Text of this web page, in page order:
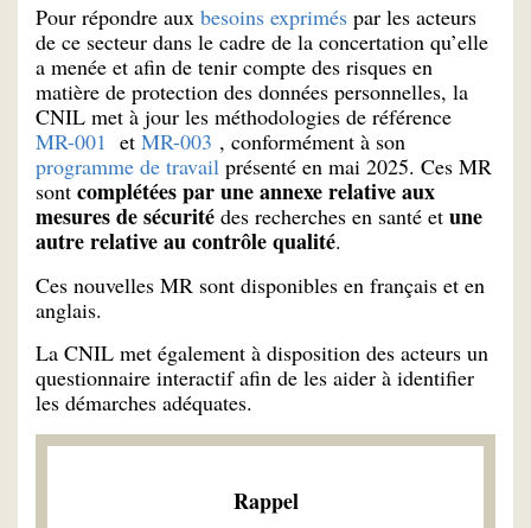
Pour répondre aux besoins exprimés par les acteurs
de ce secteur dans le cadre de la concertation qu’elle
a menée et afin de tenir compte des risques en
matière de protection des données personnelles, la
CNIL met à jour les méthodologies de référence
MR-001 et MR-003 , conformément à son
programme de travail présenté en mai 2025. Ces MR
sont complétées par une annexe relative aux
mesures de sécurité des recherches en santé et une
autre relative au contrôle qualité.
Ces nouvelles MR sont disponibles en français et en
anglais.
La CNIL met également à disposition des acteurs un
questionnaire interactif afin de les aider à identifier
les démarches adéquates.
Rappel